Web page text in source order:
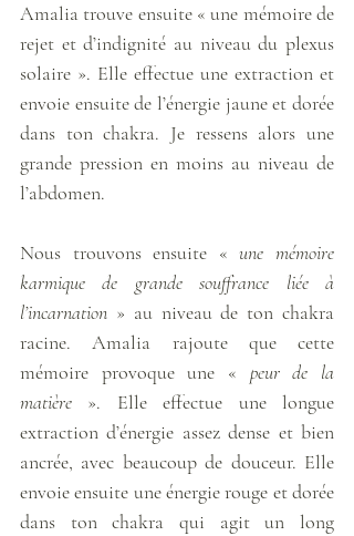
Amalia trouve ensuite « une mémoire de
rejet et d’indignité au niveau du plexus
solaire ». Elle effectue une extraction et
envoie ensuite de l’énergie jaune et dorée
dans ton chakra. Je ressens alors une
grande pression en moins au niveau de
l’abdomen.
Nous trouvons ensuite « une mémoire
karmique de grande souffrance liée à
l’incarnation » au niveau de ton chakra
racine. Amalia rajoute que cette
mémoire provoque une « peur de la
matière ». Elle effectue une longue
extraction d’énergie assez dense et bien
ancrée, avec beaucoup de douceur. Elle
envoie ensuite une énergie rouge et dorée
dans ton chakra qui agit un long